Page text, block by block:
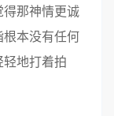
那神情更诚
本没有任何
地打着拍